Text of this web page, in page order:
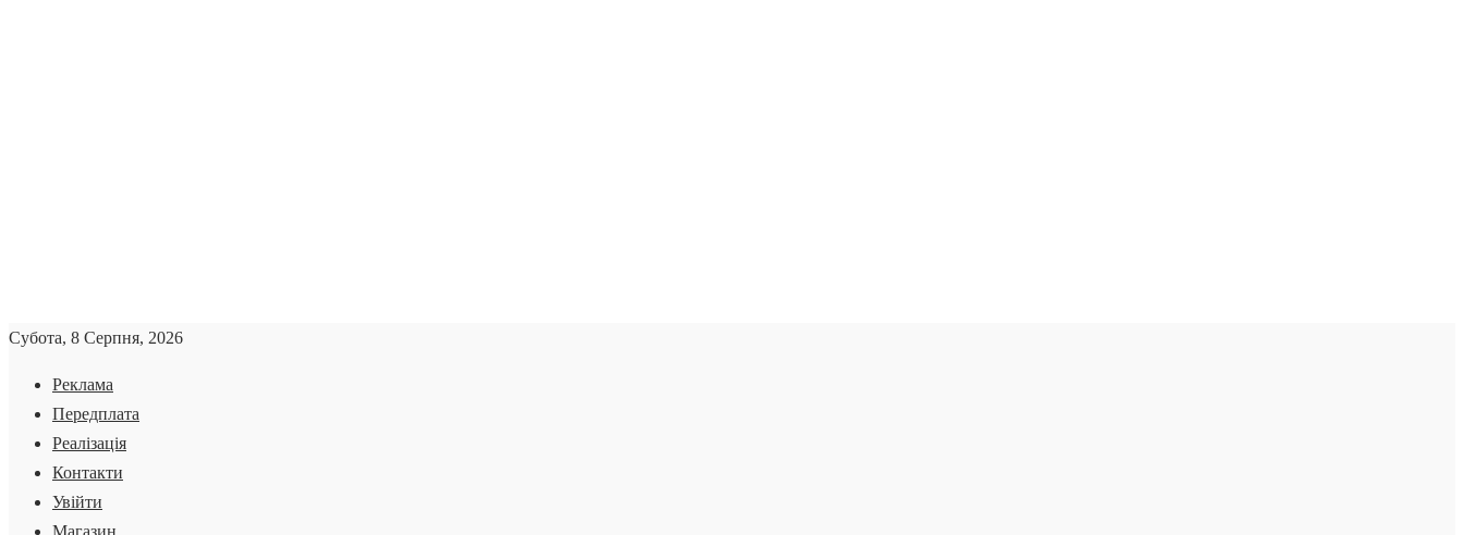
Субота, 8 Серпня, 2026
Реклама
Передплата
Реалізація
Контакти
Увійти
Магазин